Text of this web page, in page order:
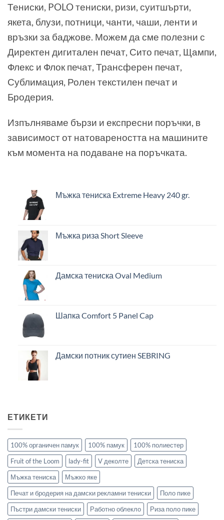
Тениски, POLO тениски, ризи, суитшърти,
якета, блузи, потници, чанти, чаши, ленти и
връзки за баджове. Можем да сме полезни с
Директен дигитален печат, Сито печат, Щампи,
Флекс и Флок печат, Трансферен печат,
Сублимация, Ролен текстилен печат и
Бродерия.
Изпълняваме бързи и експресни поръчки, в
зависимост от натовареността на машините
към момента на подаване на поръчката.
Мъжка тениска Extreme Heavy 240 gr.
Мъжка риза Short Sleeve
Дамска тениска Oval Medium
Шапка Comfort 5 Panel Cap
Дамски потник сутиен SEBRING
ЕТИКЕТИ
100% органичен памук 100% памук
100% полиестер
Fruit of the Loom
lady-fit V деколте
Детска тениска
Мъжка тениска
Мъжко яке
Печат и бродерия на дамски рекламни тениски
Поло пике
Пъстри дамски тениски
Работно облекло
Риза поло пике